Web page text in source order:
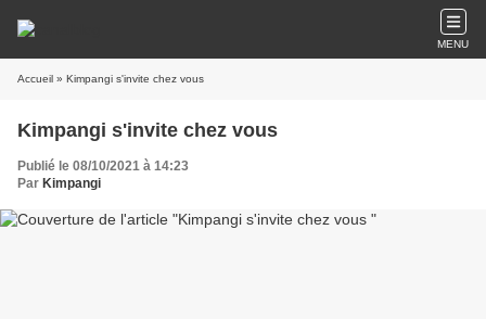
MENU
Accueil » Kimpangi s'invite chez vous
Kimpangi s'invite chez vous
Publié le 08/10/2021 à 14:23
Par Kimpangi